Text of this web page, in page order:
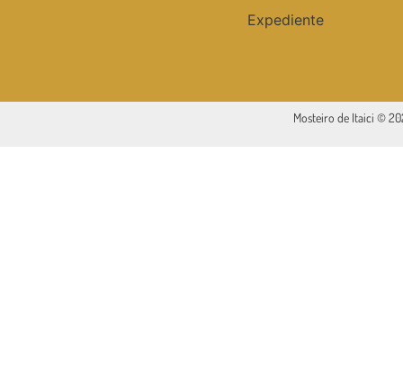
Expediente
Mosteiro de Itaici ©